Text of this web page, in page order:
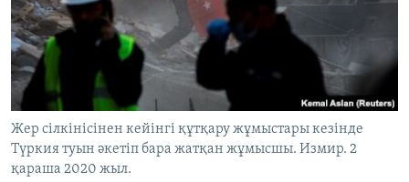
Жер сілкінісінен кейінгі құтқару жұмыстары кезінде
Түркия туын әкетіп бара жатқан жұмысшы. Измир. 2
қараша 2020 жыл.